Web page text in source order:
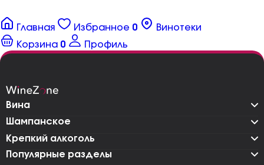
Главная Избранное 0
Винотеки
Корзина 0 Профиль
Вина
Шампанское
Крепкий алкоголь
Популярные разделы